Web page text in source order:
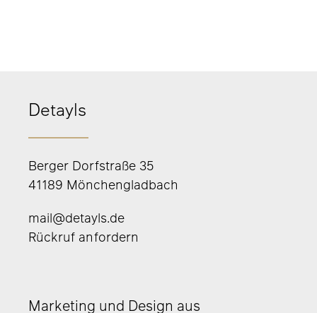
Detayls
Berger Dorfstraße 35
41189 Mönchengladbach
mail@detayls.de
Rückruf anfordern
Marketing und Design aus